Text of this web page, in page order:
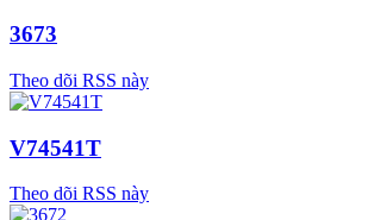
3673
Theo dõi RSS này
V74541T
Theo dõi RSS này